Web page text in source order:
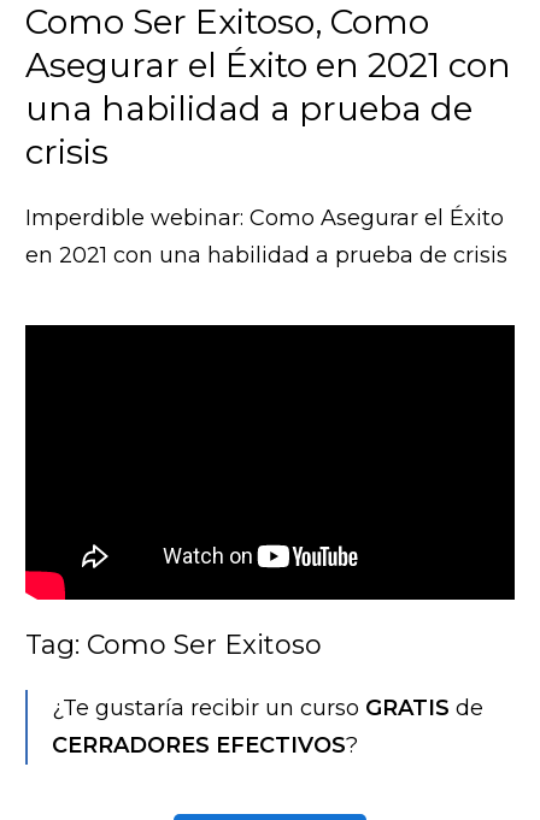
Como Ser Exitoso, Como
Asegurar el Éxito en 2021 con
una habilidad a prueba de
crisis
Imperdible webinar: Como Asegurar el Éxito
en 2021 con una habilidad a prueba de crisis
Tag: Como Ser Exitoso
¿Te gustaría recibir un curso GRATIS de
CERRADORES EFECTIVOS?